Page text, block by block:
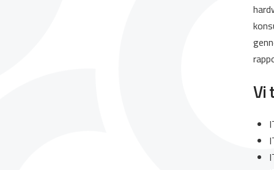
Vi